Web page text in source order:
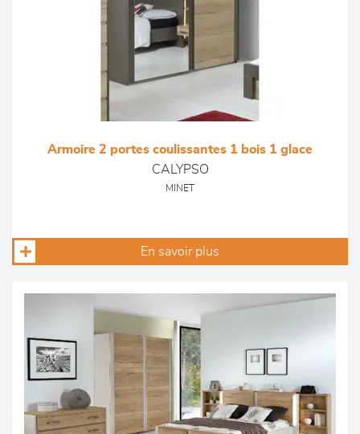
Armoire 2 portes coulissantes 1 bois 1 glace
CALYPSO
MINET
En savoir plus